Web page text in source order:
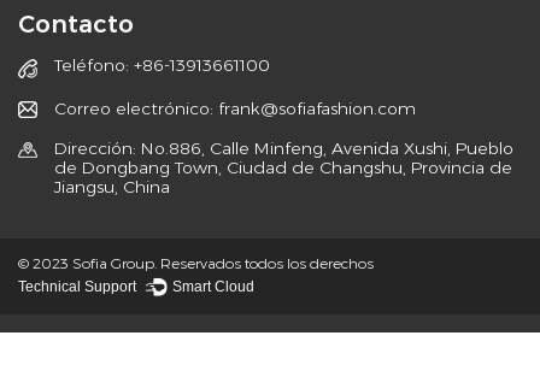
Contacto
Teléfono: +86-13913661100
Correo electrónico: frank@sofiafashion.com
Dirección: No.886, Calle Minfeng, Avenida Xushi, Pueblo
de Dongbang Town, Ciudad de Changshu, Provincia de
Jiangsu, China
© 2023 Sofia Group. Reservados todos los derechos
Technical Support ： Smart Cloud